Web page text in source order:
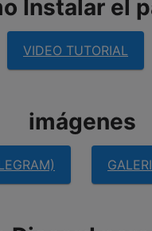
Instalar el
VIDEO TUTORIAL
imágenes